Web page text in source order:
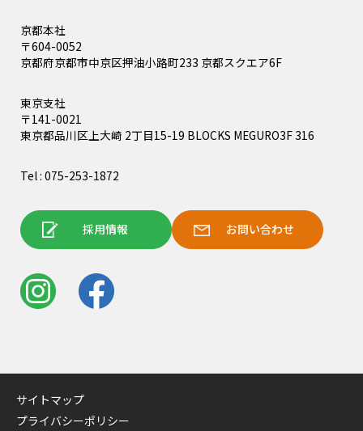
京都本社
〒604-0052
京都府京都市中京区押油小路町233 京都スクエア6F
東京支社
〒141-0021
東京都品川区上大崎 2丁目15-19 BLOCKS MEGURO3F 316
Tel : 075-253-1872
採用情報 お問い合わせ
サイトマップ
プライバシーポリシー